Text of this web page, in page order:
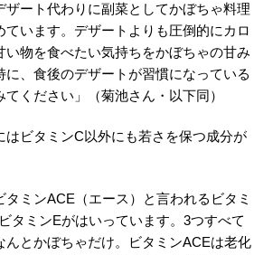
ザート代わりに副菜としてかぼちゃ料理
ています。デザートよりも圧倒的にカロ
い物を食べたい気持ちをかぼちゃの甘み
に、食後のデザートが習慣になっている
てください」（菊池さん・以下同）
はビタミンC以外にも若さを保つ成分が
タミンACE（エース）と言われるビタミ
タミンEがはいっています。3つすべて
んとかぼちゃだけ。ビタミンACEは老化